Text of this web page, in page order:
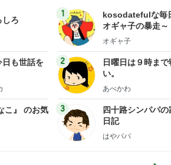
しろ
日も世話を
こ』 のお気
1
kosodatefulな毎
オギャ子の暴走～
オギャ子
2
日曜日は９時まで
い。
あべかわ
3
四十路シンパパの
日記
はやパパ